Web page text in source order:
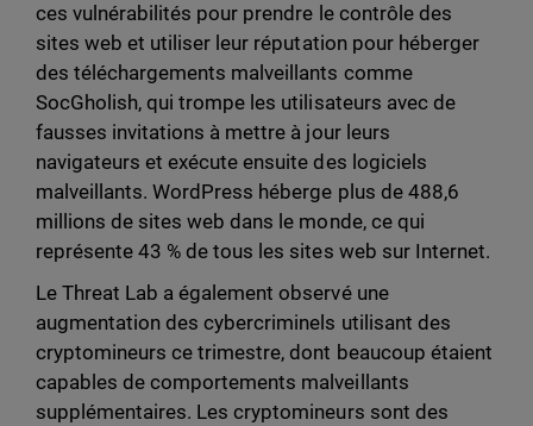
ces vulnérabilités pour prendre le contrôle des
sites web et utiliser leur réputation pour héberger
des téléchargements malveillants comme
SocGholish, qui trompe les utilisateurs avec de
fausses invitations à mettre à jour leurs
navigateurs et exécute ensuite des logiciels
malveillants. WordPress héberge plus de 488,6
millions de sites web dans le monde, ce qui
représente 43 % de tous les sites web sur Internet.
Le Threat Lab a également observé une
augmentation des cybercriminels utilisant des
cryptomineurs ce trimestre, dont beaucoup étaient
capables de comportements malveillants
supplémentaires. Les cryptomineurs sont des